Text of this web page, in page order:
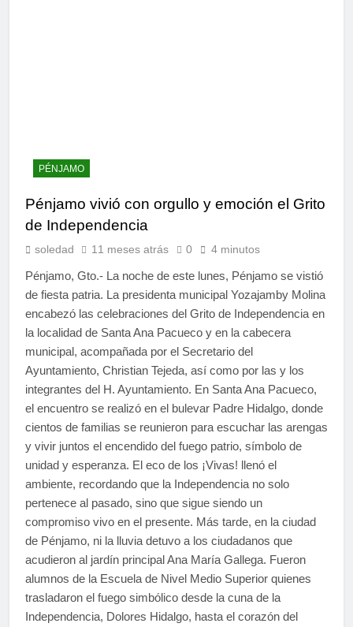
PÉNJAMO
Pénjamo vivió con orgullo y emoción el Grito
de Independencia
soledad 11 meses atrás 0 4 minutos
Pénjamo, Gto.- La noche de este lunes, Pénjamo se vistió
de fiesta patria. La presidenta municipal Yozajamby Molina
encabezó las celebraciones del Grito de Independencia en
la localidad de Santa Ana Pacueco y en la cabecera
municipal, acompañada por el Secretario del
Ayuntamiento, Christian Tejeda, así como por las y los
integrantes del H. Ayuntamiento. En Santa Ana Pacueco,
el encuentro se realizó en el bulevar Padre Hidalgo, donde
cientos de familias se reunieron para escuchar las arengas
y vivir juntos el encendido del fuego patrio, símbolo de
unidad y esperanza. El eco de los ¡Vivas! llenó el
ambiente, recordando que la Independencia no solo
pertenece al pasado, sino que sigue siendo un
compromiso vivo en el presente. Más tarde, en la ciudad
de Pénjamo, ni la lluvia detuvo a los ciudadanos que
acudieron al jardín principal Ana María Gallega. Fueron
alumnos de la Escuela de Nivel Medio Superior quienes
trasladaron el fuego simbólico desde la cuna de la
Independencia, Dolores Hidalgo, hasta el corazón del